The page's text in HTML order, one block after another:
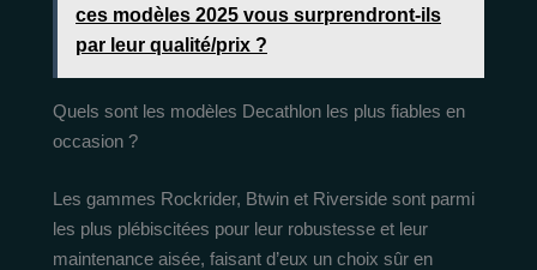
ces modèles 2025 vous surprendront-ils
par leur qualité/prix ?
Quels sont les modèles Decathlon les plus fiables en
occasion ?
Les gammes Rockrider, Btwin et Riverside sont parmi
les plus plébiscitées pour leur robustesse et leur
maintenance aisée, faisant d’eux un choix sûr en